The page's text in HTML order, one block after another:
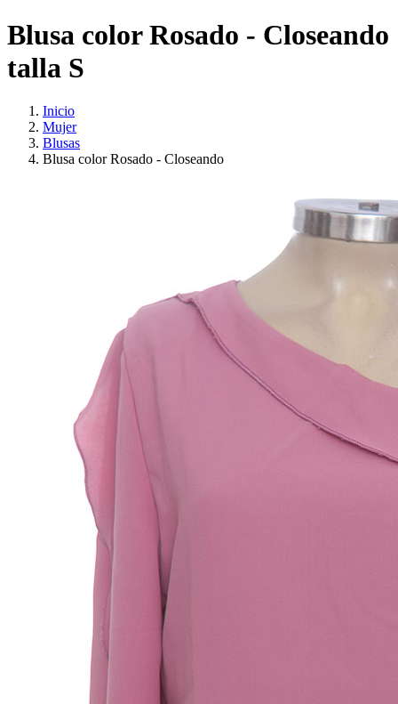
Blusa color Rosado - Closeando
talla S
Inicio
Mujer
Blusas
Blusa color Rosado - Closeando